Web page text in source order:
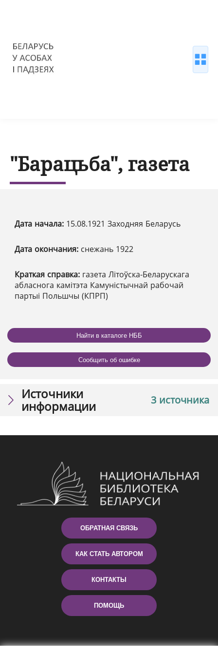
"Барацьба", газета
Дата начала: 15.08.1921 Заходняя Беларусь
Дата окончания: снежань 1922
Краткая справка: газета Літоўска-Беларускага
абласнога камітэта Камуністычнай рабочай
партыі Польшчы (КПРП)
Найти в каталоге НББ
Сообщить об ошибке
3 источника
Источники
информации
ОБРАТНАЯ СВЯЗЬ
КАК СТАТЬ АВТОРОМ
КОНТАКТЫ
ПОМОЩЬ